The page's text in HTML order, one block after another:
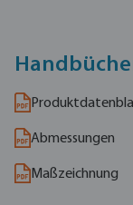
Abmessungen
Maßzeichnung